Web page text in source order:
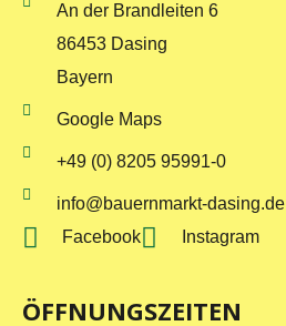
An der Brandleiten 6
86453 Dasing
Bayern
Google Maps
+49 (0) 8205 95991-0
info@bauernmarkt-dasing.de
Facebook
Instagram
ÖFFNUNGSZEITEN